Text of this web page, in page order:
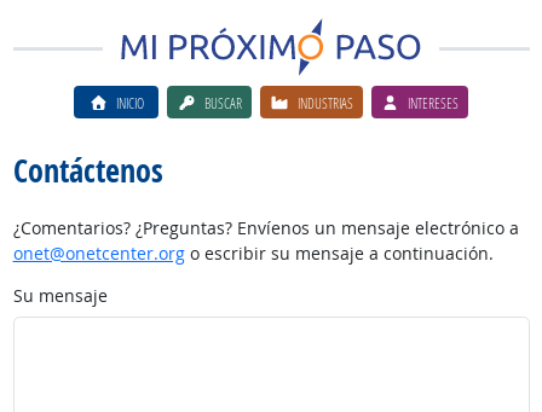
INICIO BUSCAR INDUSTRIAS INTERESES
Contáctenos
¿Comentarios? ¿Preguntas? Envíenos un mensaje electrónico a
onet@onetcenter.orgo escribir su mensaje a continuación.
Su mensaje